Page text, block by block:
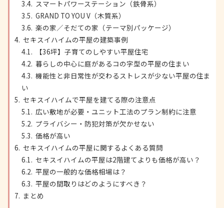
スマートパワーステーション（鉄骨系）
GRAND TO YOU V（木質系）
楽の家／そだての家（テーマ別パッケージ）
セキスイハイムの平屋の建築事例
【36坪】子育てのしやすい平屋住宅
暮らしの中心に庭があるコの字型の平屋の住まい
機能性と非日常性が交わるストレスが少ない平屋の住ま
い
セキスイハイムで平屋を建てる際の注意点
広い敷地が必要・ユニット工法のプラン制約に注意
プライバシー・防犯対策が欠かせない
価格が高い
セキスイハイムの平屋に関するよくある質問
セキスイハイムの平屋は2階建てよりも価格が高い？
平屋の一般的な価格相場は？
平屋の間取りはどのようにすべき？
まとめ